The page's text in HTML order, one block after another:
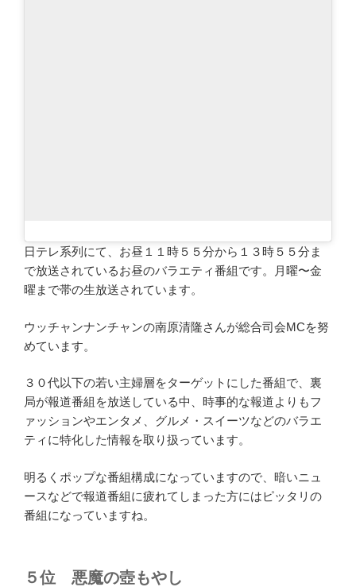
日テレ系列にて、お昼１１時５５分から１３時５５分ま
で放送されているお昼のバラエティ番組です。月曜〜金
曜まで帯の生放送されています。
ウッチャンナンチャンの南原清隆さんが総合司会MCを努
めています。
３０代以下の若い主婦層をターゲットにした番組で、裏
局が報道番組を放送している中、時事的な報道よりもフ
ァッションやエンタメ、グルメ・スイーツなどのバラエ
ティに特化した情報を取り扱っています。
明るくポップな番組構成になっていますので、暗いニュ
ースなどで報道番組に疲れてしまった方にはピッタリの
番組になっていますね。
５位 悪魔の壺もやし